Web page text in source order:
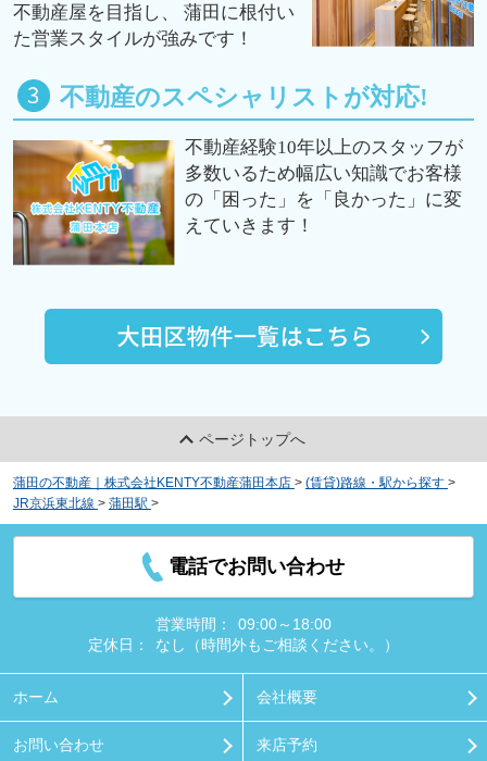
不動産屋を目指し、 蒲田に根付い
た営業スタイルが強みです！
不動産のスペシャリストが対応!
不動産経験10年以上のスタッフが
多数いるため幅広い知識でお客様
の「困った」を「良かった」に変
えていきます！
ページトップへ
蒲田の不動産｜株式会社KENTY不動産蒲田本店 > (賃貸)路線・駅から探す >
JR京浜東北線 > 蒲田駅 >
電話でお問い合わせ
営業時間：
09:00～18:00
定休日：
なし（時間外もご相談ください。）
ホーム 会社概要
お問い合わせ 来店予約